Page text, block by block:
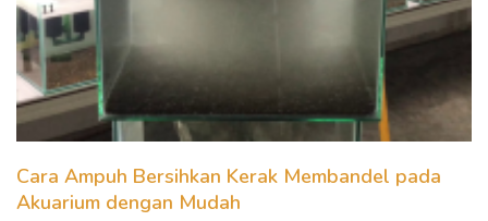
Cara Ampuh Bersihkan Kerak Membandel pada
Akuarium dengan Mudah